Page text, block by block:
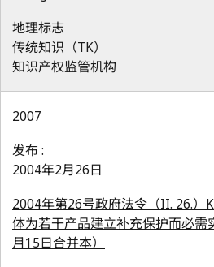
地理标志
传统知识（TK）
知识产权监管机构
2007
发布 :
2004年2月26日
2004年第26号政府法令（II. 26.）
体为若干产品建立补充保护而必需
月15日合并本）